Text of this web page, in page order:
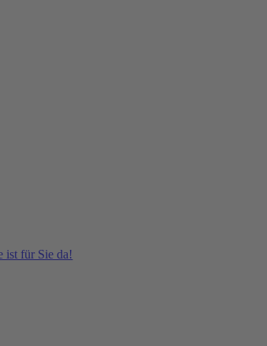
ist für Sie da!